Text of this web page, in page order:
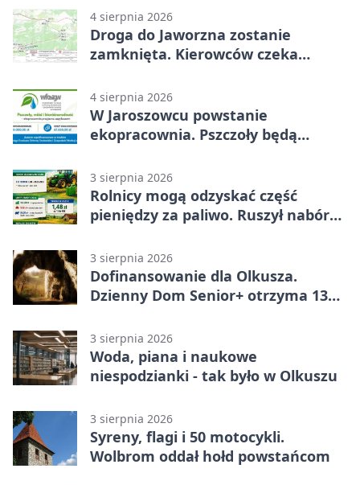
4 sierpnia 2026
Droga do Jaworzna zostanie
zamknięta. Kierowców czeka
4 sierpnia 2026
W Jaroszowcu powstanie
ekopracownia. Pszczoły będą
3 sierpnia 2026
Rolnicy mogą odzyskać część
pieniędzy za paliwo. Ruszył nabór
3 sierpnia 2026
Dofinansowanie dla Olkusza.
Dzienny Dom Senior+ otrzyma 134
3 sierpnia 2026
Woda, piana i naukowe
niespodzianki - tak było w Olkuszu
3 sierpnia 2026
Syreny, flagi i 50 motocykli.
Wolbrom oddał hołd powstańcom